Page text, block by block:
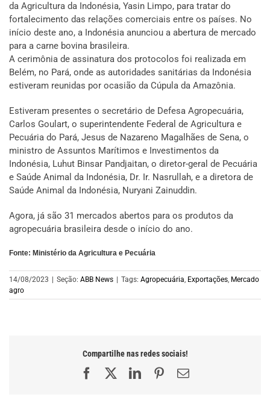
da Agricultura da Indonésia, Yasin Limpo, para tratar do
fortalecimento das relações comerciais entre os países. No
início deste ano, a Indonésia anunciou a abertura de mercado
para a carne bovina brasileira.
A cerimônia de assinatura dos protocolos foi realizada em
Belém, no Pará, onde as autoridades sanitárias da Indonésia
estiveram reunidas por ocasião da Cúpula da Amazônia.
Estiveram presentes o secretário de Defesa Agropecuária,
Carlos Goulart, o superintendente Federal de Agricultura e
Pecuária do Pará, Jesus de Nazareno Magalhães de Sena, o
ministro de Assuntos Marítimos e Investimentos da
Indonésia, Luhut Binsar Pandjaitan, o diretor-geral de Pecuária
e Saúde Animal da Indonésia, Dr. Ir. Nasrullah, e a diretora de
Saúde Animal da Indonésia, Nuryani Zainuddin.
Agora, já são 31 mercados abertos para os produtos da
agropecuária brasileira desde o início do ano.
Fonte: Ministério da Agricultura e Pecuária
14/08/2023 Seção: ABB News Tags: Agropecuária, Exportações, Mercado
agro
Compartilhe nas redes sociais!
FacebookLinkedInPinterest
E-